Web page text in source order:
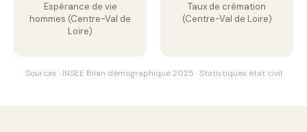
Espérance de vie
hommes (Centre-Val de
Loire)
Taux de crémation
(Centre-Val de Loire)
Sources : INSEE Bilan démographique 2025 · Statistiques état civil